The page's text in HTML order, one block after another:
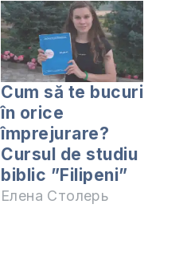
Cum să te bucuri
în orice
împrejurare?
Cursul de studiu
biblic ”Filipeni”
Елена Столерь